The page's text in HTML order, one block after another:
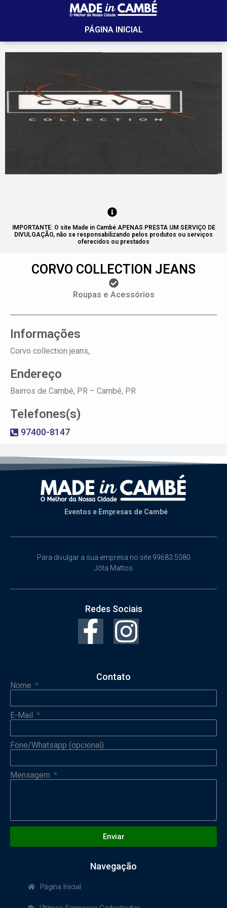
PÁGINA INICIAL
IMPORTANTE: O site Made in Cambé APENAS PRESTA UM SERVIÇO DE
DIVULGAÇÃO, não se responsabilizando pelos produtos ou serviços
oferecidos ou prestados
CORVO COLLECTION JEANS
Roupas e Acessórios
Informações
Corvo collection jeans,
Endereço
Bairros de Cambé, PR – Cambé, PR
Telefones(s)
97400-8147
Eventos e Empresas de Cambé
Para divulgar a sua empresa no site 99683.5080
Jóta Mattos
Redes Sociais
Contato
Nome
E-Mail
Fone/Whatsapp (opcional)
Mensagem
Enviar
Navegação
Página Inicial